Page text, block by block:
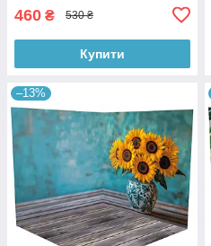
460 ₴ 530 ₴
Купити
–13%